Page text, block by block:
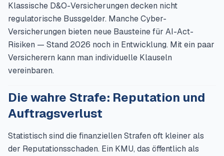
Klassische D&O-Versicherungen decken nicht
regulatorische Bussgelder. Manche Cyber-
Versicherungen bieten neue Bausteine für AI-Act-
Risiken — Stand 2026 noch in Entwicklung. Mit ein paar
Versicherern kann man individuelle Klauseln
vereinbaren.
Die wahre Strafe: Reputation und
Auftragsverlust
Statistisch sind die finanziellen Strafen oft kleiner als
der Reputationsschaden. Ein KMU, das öffentlich als